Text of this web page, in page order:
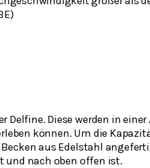
Delfine. Diese werden in
können. Um die
aus Edelstahl
und nach oben offen ist.